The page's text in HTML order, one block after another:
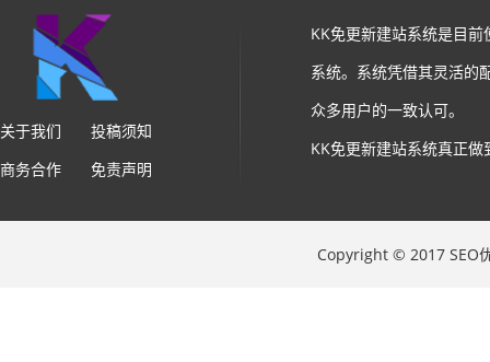
关于我们
投稿须知
商务合作
免责声明
KK免更新建站系统是目
系统。系统凭借其灵活的
众多用户的一致认可。
KK免更新建站系统真正
Copyright © 2017 SEO